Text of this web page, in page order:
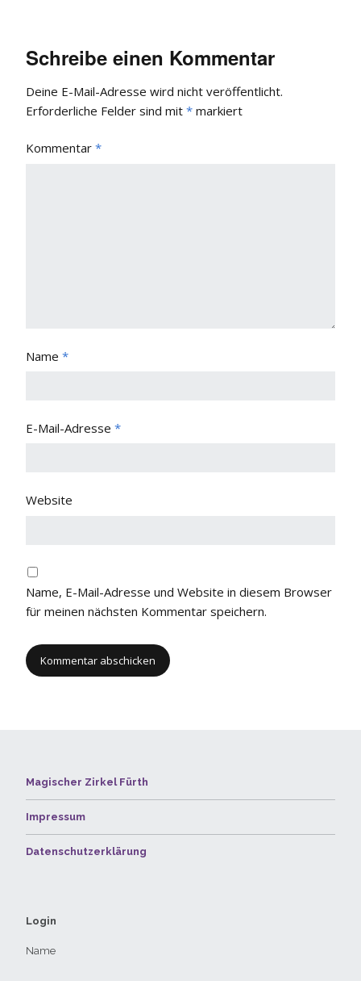
Schreibe einen Kommentar
Deine E-Mail-Adresse wird nicht veröffentlicht.
Erforderliche Felder sind mit * markiert
Kommentar *
Name *
E-Mail-Adresse *
Website
Name, E-Mail-Adresse und Website in diesem Browser
für meinen nächsten Kommentar speichern.
Magischer Zirkel Fürth
Impressum
Datenschutzerklärung
Login
Name